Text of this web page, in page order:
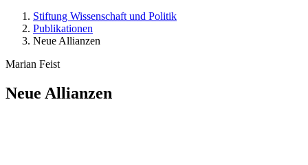
Stiftung Wissenschaft und Politik
Publikationen
Neue Allianzen
Marian Feist
Neue Allianzen